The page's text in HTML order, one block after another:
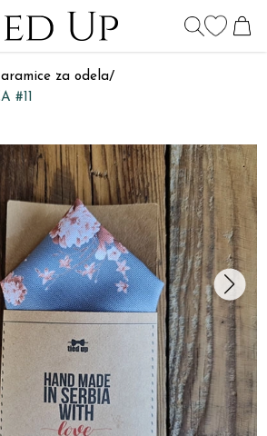
za odela/
#11